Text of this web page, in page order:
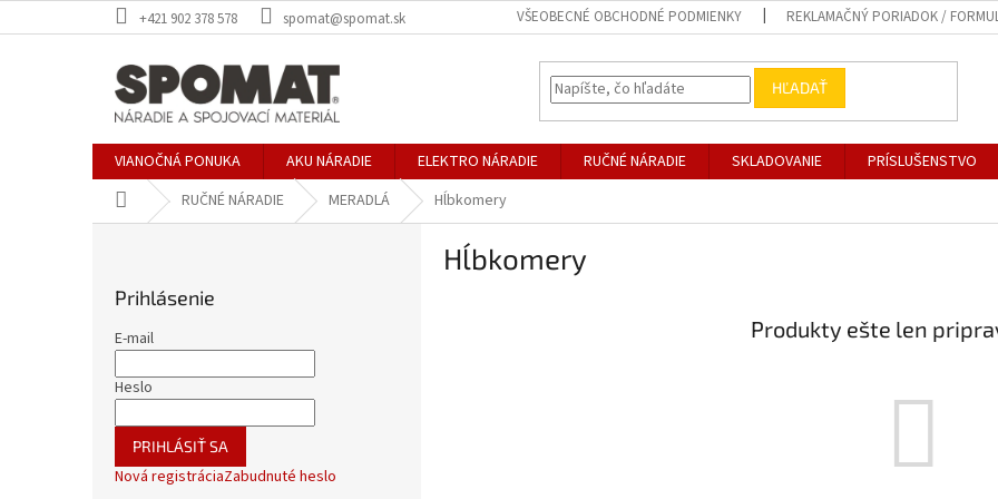
na
+421 902 378 578 spomat@spomat.sk VŠEOBECNÉ OBCHODNÉ PODMIENKY REKLAMAČNÝ PORIADOK /
HĽADAŤ
VIANOČNÁ PONUKA AKU NÁRADIE ELEKTRO NÁRADIE RUČNÉ NÁRADIE SKLADOVANIE PRÍSLUŠENSTVO
DomovRUČNÉ NÁRADIE MERADLÁ Hĺbkomery
Prihlásenie
E-mail
Heslo
PRIHLÁSIŤ SA
Nová registráciaZabudnuté heslo
Hĺbkomery
Produkty ešte len